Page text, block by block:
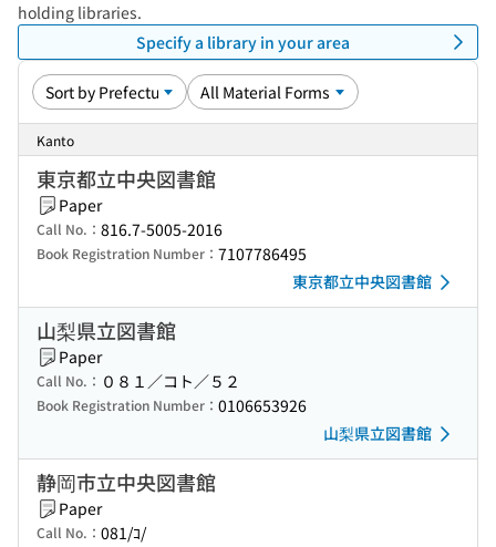
holding libraries.
Specify a library in your area
Kanto
東京都立中央図書館
Paper
Call No.： 816.7-5005-2016
Book Registration Number： 7107786495
東京都立中央図書館
山梨県立図書館
Paper
Call No.： ０８１／コト／５２
Book Registration Number： 0106653926
山梨県立図書館
静岡市立中央図書館
Paper
Call No.： 081/ｺ/